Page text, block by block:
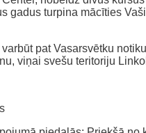
gadus turpina mācīties
pat Vasarsvētku
viņai svešu teritoriju